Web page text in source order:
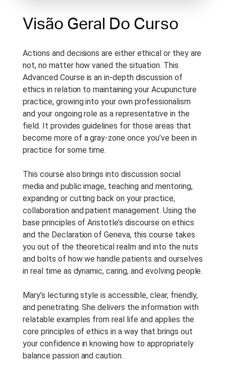
Visão Geral Do Curso
Actions and decisions are either ethical or they are
not, no matter how varied the situation. This
Advanced Course is an in-depth discussion of
ethics in relation to maintaining your Acupuncture
practice, growing into your own professionalism
and your ongoing role as a representative in the
field. It provides guidelines for those areas that
become more of a gray-zone once you’ve been in
practice for some time.
This course also brings into discussion social
media and public image, teaching and mentoring,
expanding or cutting back on your practice,
collaboration and patient management. Using the
base principles of Aristotle’s discourse on ethics
and the Declaration of Geneva, this course takes
you out of the theoretical realm and into the nuts
and bolts of how we handle patients and ourselves
in real time as dynamic, caring, and evolving people.
Mary’s lecturing style is accessible, clear, friendly,
and penetrating. She delivers the information with
relatable examples from real life and applies the
core principles of ethics in a way that brings out
your confidence in knowing how to appropriately
balance passion and caution.
Certificate (2), NCCAOM (2)
Tipo De Curso:Studio
Recording
Duração Do Curso:2 h
Anotações Do Curso:Notes
are provided with this course.
Período De Acesso:Acesso
Vitalício